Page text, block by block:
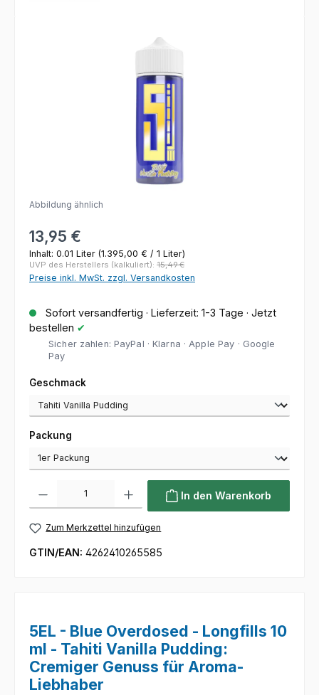
Abbildung ähnlich
Regulärer Preis:
13,95 €
Inhalt: 0.01 Liter (1.395,00 € / 1 Liter)
UVP des Herstellers (kalkuliert): 15,49 €
Preise inkl. MwSt. zzgl. Versandkosten
Sofort versandfertig · Lieferzeit: 1-3 Tage · Jetzt
bestellen ✔
Sicher zahlen: PayPal · Klarna · Apple Pay · Google
Pay
Geschmackauswählen
Packung
In den Warenkorb
Zum Merkzettel hinzufügen
GTIN/EAN: 4262410265585
5EL - Blue Overdosed - Longfills 10
ml - Tahiti Vanilla Pudding:
Cremiger Genuss für Aroma-
Liebhaber